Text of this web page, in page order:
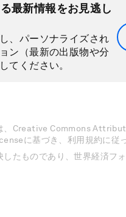
最新情報をお見逃し
、パーソナライズされ
ン（最新の出版物や分
てください。
、Creative Commons
に基づき、利用規約に従っ
したものであり、世界経済フ